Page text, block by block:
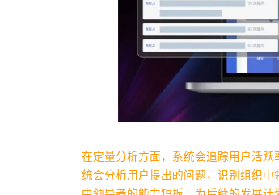
在定量分析方面，系统会追踪用户活
统会分析用户提出的问题，识别组织